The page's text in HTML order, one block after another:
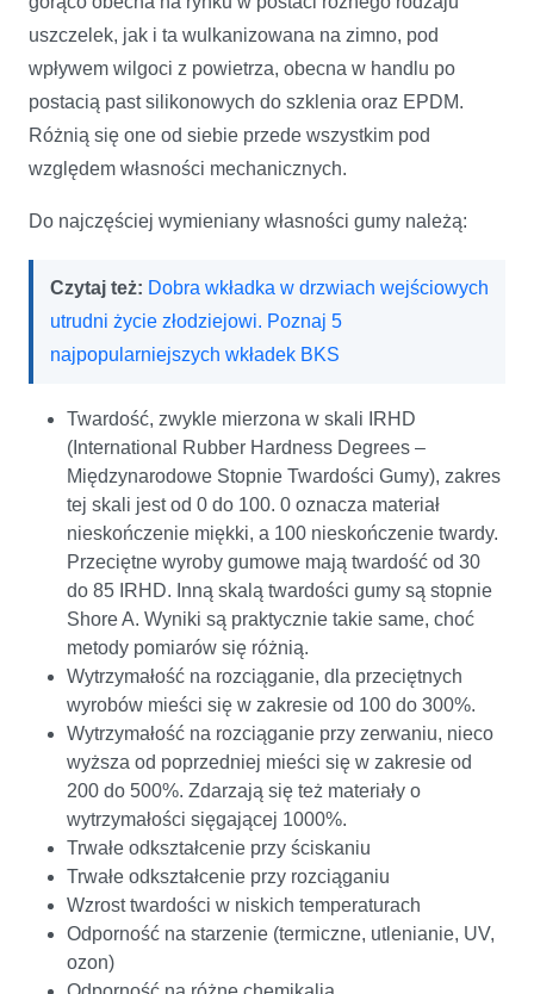
uszczelek, jak i ta wulkanizowana na zimno, pod
wpływem wilgoci z powietrza, obecna w handlu po
postacią past silikonowych do szklenia oraz EPDM.
Różnią się one od siebie przede wszystkim pod
względem własności mechanicznych.
Do najczęściej wymieniany własności gumy należą:
Czytaj też: Dobra wkładka w drzwiach wejściowych
utrudni życie złodziejowi. Poznaj 5
najpopularniejszych wkładek BKS
Twardość, zwykle mierzona w skali IRHD
(International Rubber Hardness Degrees –
Międzynarodowe Stopnie Twardości Gumy), zakres
tej skali jest od 0 do 100. 0 oznacza materiał
nieskończenie miękki, a 100 nieskończenie twardy.
Przeciętne wyroby gumowe mają twardość od 30
do 85 IRHD. Inną skalą twardości gumy są stopnie
Shore A. Wyniki są praktycznie takie same, choć
metody pomiarów się różnią.
Wytrzymałość na rozciąganie, dla przeciętnych
wyrobów mieści się w zakresie od 100 do 300%.
Wytrzymałość na rozciąganie przy zerwaniu, nieco
wyższa od poprzedniej mieści się w zakresie od
200 do 500%. Zdarzają się też materiały o
wytrzymałości sięgającej 1000%.
Trwałe odkształcenie przy ściskaniu
Trwałe odkształcenie przy rozciąganiu
Wzrost twardości w niskich temperaturach
Odporność na starzenie (termiczne, utlenianie, UV,
ozon)